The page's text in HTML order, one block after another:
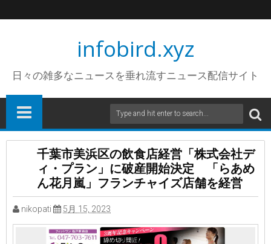
infobird.xyz
日々の雑多なニュースを垂れ流すニュース配信サイト
千葉市美浜区の飲食店経営「株式会社デ
ィ・プラン」に破産開始決定 「らあめ
ん花月嵐」フランチャイズ店舗を経営
nikopati 5月 15, 2023